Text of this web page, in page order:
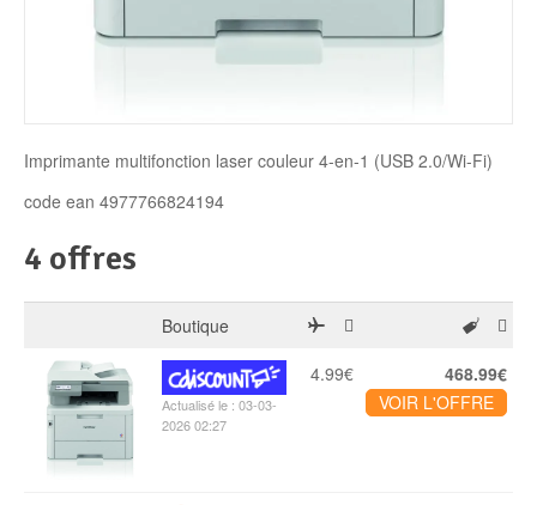
Imprimante multifonction laser couleur 4-en-1 (USB 2.0/Wi-Fi)
code ean 4977766824194
4 offres
Boutique
Actualisé le : 03-03-
2026 02:27
4.99€
468.99€
VOIR L'OFFRE